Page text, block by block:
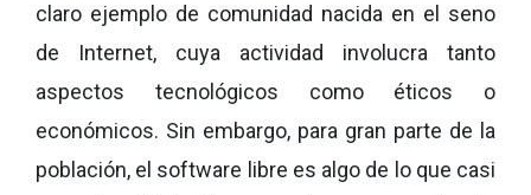
claro ejemplo de comunidad nacida en el seno
de Internet, cuya actividad involucra tanto
aspectos tecnológicos como éticos o
económicos. Sin embargo, para gran parte de la
población, el software libre es algo de lo que casi